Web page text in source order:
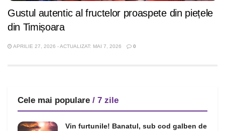
Gustul autentic al fructelor proaspete din piețele
din Timișoara
APRILIE 27, 2026 - ACTUALIZAT: MAI 7, 2026 0
Cele mai populare / 7 zile
Vin furtunile! Banatul, sub cod galben de